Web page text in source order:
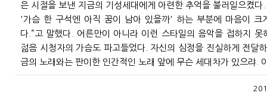
은 시절을 보낸 지금의 기성세대에게 아련한 추억을 불러일으켰
'가슴 한 구석엔 아직 꿈이 남아 있을까' 하는 부분에 마음이 크
다.”고 말했다. 어른만이 아니라 이런 스타일의 음악을 접하지
젊음 시청자의 가슴도 파고들었다. 자신의 심정을 진실하게 전달
금의 노래와는 판이한 인간적인 노래 앞에 무슨 세대차가 있으랴.